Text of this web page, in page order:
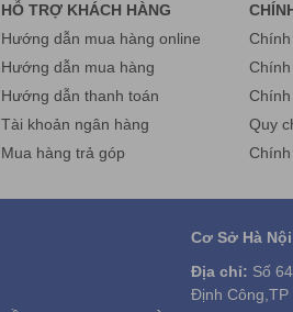
HỖ TRỢ KHÁCH HÀNG
Hướng dẫn mua hàng online
Hướng dẫn mua hàng
Hướng dẫn thanh toán
Tài khoản ngân hàng
Mua hàng trả góp
Quy
Cơ Sở Hà
Địa chỉ: Số
Định Công,TP